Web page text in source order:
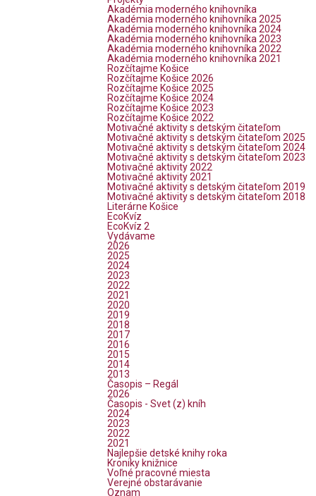
Akadémia moderného knihovníka
Akadémia moderného knihovníka 2025
Akadémia moderného knihovníka 2024
Akadémia moderného knihovníka 2023
Akadémia moderného knihovníka 2022
Akadémia moderného knihovníka 2021
Rozčítajme Košice
Rozčítajme Košice 2026
Rozčítajme Košice 2025
Rozčítajme Košice 2024
Rozčítajme Košice 2023
Rozčítajme Košice 2022
Motivačné aktivity s detským čitateľom
Motivačné aktivity s detským čitateľom 2025
Motivačné aktivity s detským čitateľom 2024
Motivačné aktivity s detským čitateľom 2023
Motivačné aktivity 2022
Motivačné aktivity 2021
Motivačné aktivity s detským čitateľom 2019
Motivačné aktivity s detským čitateľom 2018
Literárne Košice
EcoKvíz
EcoKvíz 2
Vydávame
2026
2025
2024
2023
2022
2021
2020
2019
2018
2017
2016
2015
2014
2013
Časopis – Regál
2026
Časopis - Svet (z) kníh
2024
2023
2022
2021
Najlepšie detské knihy roka
Kroniky knižnice
Voľné pracovné miesta
Verejné obstarávanie
Oznam